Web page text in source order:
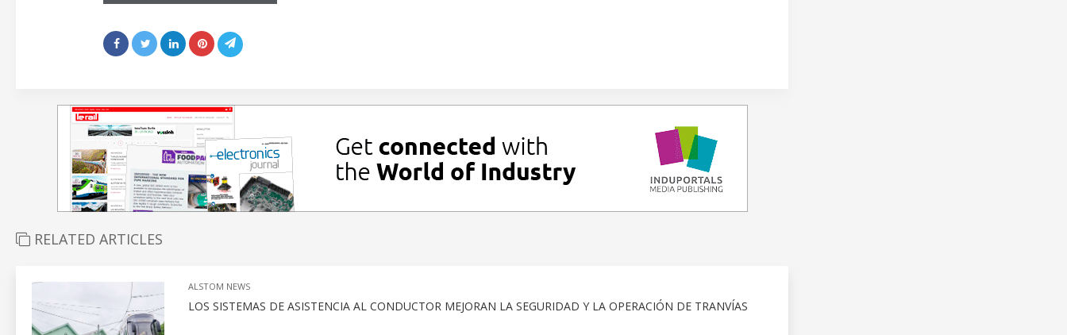
RELATED ARTICLES
ALSTOM NEWS
LOS SISTEMAS DE ASISTENCIA AL CONDUCTOR MEJORAN LA SEGURIDAD Y LA OPERACIÓN DE TRANVÍAS